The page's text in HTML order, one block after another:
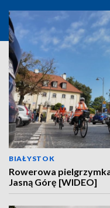
BIAŁYSTOK
Rowerowa
Jasną Górę [WIDEO]